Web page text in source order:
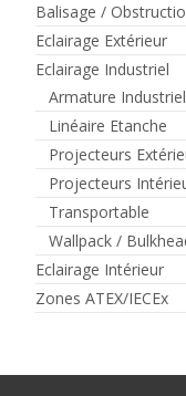
Balisage /
Eclairage Extérieur
Eclairage Industriel
Armature
Linéaire Etanche
Projecteurs
Projecteurs
Transportable
Wallpack /
Eclairage Intérieur
Zones ATEX/IECEx